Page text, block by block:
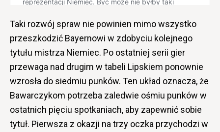
Taki rozwój spraw nie powinien mimo wszystko
przeszkodzić Bayernowi w zdobyciu kolejnego
tytułu mistrza Niemiec. Po ostatniej serii gier
przewaga nad drugim w tabeli Lipskiem ponownie
wzrosła do siedmiu punków. Ten układ oznacza, że
Bawarczykom potrzeba zaledwie ośmiu punków w
ostatnich pięciu spotkaniach, aby zapewnić sobie
tytuł. Pierwsza z okazji na trzy oczka przychodzi w